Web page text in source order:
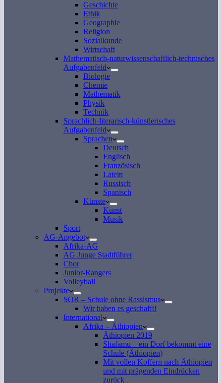
Geschichte
Ethik
Geographie
Religion
Sozialkunde
Wirtschaft
Mathematisch-naturwissenschaftlich-technisches
Aufgabenfeld
Biologie
Chemie
Mathematik
Physik
Technik
Sprachlich-literarisch-künstlerisches
Aufgabenfeld
Sprachen
Deutsch
Englisch
Französisch
Latein
Russisch
Spanisch
Künste
Kunst
Musik
Sport
AG-Angebot
Afrika-AG
AG Junge Stadtführer
Chor
Junior-Rangers
Volleyball
Projekte
SOR – Schule ohne Rassismus
Wir haben es geschafft!
International
Afrika – Äthiopien
Äthiopien 2019
Shafamu – ein Dorf bekommt eine
Schule (Äthiopien)
Mit vollen Koffern nach Äthiopien
und mit prägenden Eindrücken
zurück